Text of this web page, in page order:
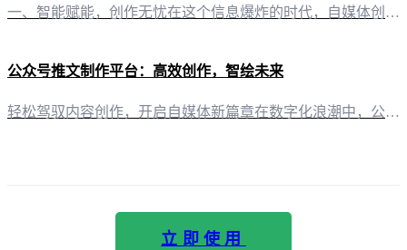
一、智能赋能，创作无忧在这个信息爆炸的时代，自媒体创作者们面临着内容创作和排版的双重压力。而“有一云AI”应运而生，以其卓越的智能写作和排版能力，为自媒体创作者们提供了一片广阔的创作天地。 二、排版之美，尽在掌握“有一云AI”在内容排版方面独具匠心，提供包含标题、内容、图文、分隔、引导五大类的数千款装修皮肤。无论是简约大气，还是华丽繁复，都能在这里找到心仪的样式。让您的文章不仅内容丰富，更在视觉
公众号推文制作平台：高效创作，智绘未来
轻松驾驭内容创作，开启自媒体新篇章在数字化浪潮中，公众号推文成为品牌传播和内容分享的重要窗口。为了帮助自媒体创作者们高效地制作出引人入胜的公众号推文，“有一云AI”应运而生，这款创新型AI智能写作+排版软件，正引领着内容创作的新潮流。 AI智能写作，化繁为简，创意无限“有一云AI”的核心优势在于其AI智能写作功能。它能够理解创作需求，自动生成高质量的文案内容，不仅节省了创作者的时间，还能激发出新
立即使用